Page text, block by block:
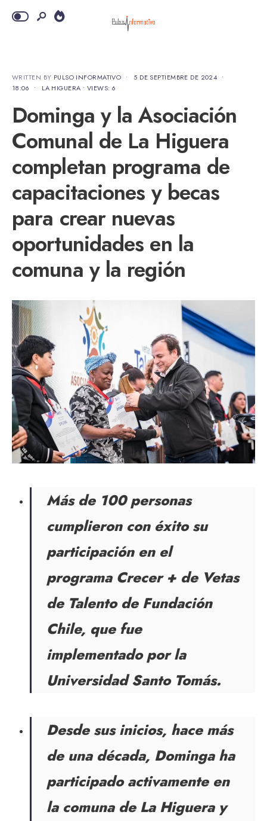
WRITTEN BY PULSO INFORMATIVO • 5 DE SEPTIEMBRE DE 2024 •
18:06
• LA HIGUERA • VIEWS: 6
Dominga y la Asociación
Comunal de La Higuera
completan programa de
capacitaciones y becas
para crear nuevas
oportunidades en la
comuna y la región
Más de 100 personas
cumplieron con éxito su
participación en el
programa Crecer + de Vetas
de Talento de Fundación
Chile, que fue
implementado por la
Universidad Santo Tomás.
Desde sus inicios, hace más
de una década, Dominga ha
participado activamente en
la comuna de La Higuera y